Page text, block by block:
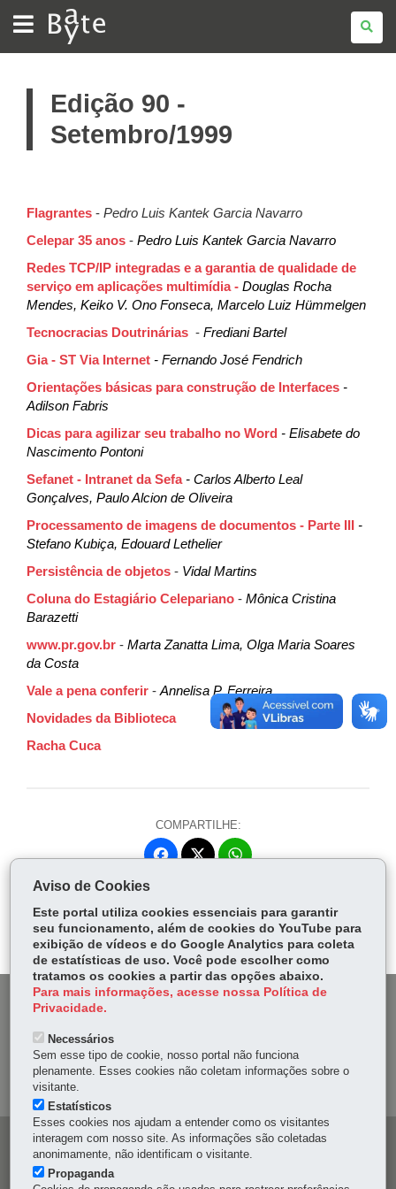
BATE
BYTE
Edição 90 -
Setembro/1999
Flagrantes - Pedro Luis Kantek Garcia Navarro
Celepar 35 anos - Pedro Luis Kantek Garcia Navarro
Redes TCP/IP integradas e a garantia de qualidade de
serviço em aplicações multimídia - Douglas Rocha
Mendes, Keiko V. Ono Fonseca, Marcelo Luiz Hümmelgen
Tecnocracias Doutrinárias - Frediani Bartel
Gia - ST Via Internet - Fernando José Fendrich
Orientações básicas para construção de Interfaces -
Adilson Fabris
Dicas para agilizar seu trabalho no Word - Elisabete do
Nascimento Pontoni
Sefanet - Intranet da Sefa- Carlos Alberto Leal
Gonçalves, Paulo Alcion de Oliveira
Processamento de imagens de documentos - Parte III
-
Stefano Kubiça, Edouard Lethelier
Persistência de objetos - Vidal Martins
Coluna do Estagiário Celepariano - Mônica Cristina
Barazetti
www.pr.gov.br - Marta Zanatta Lima, Olga Maria Soares
da Costa
Vale a pena conferir - Annelisa P. Ferreira
Novidades da Biblioteca
Racha Cuca
COMPARTILHE:
Fa
ok
itt
er
W
Ap
p
DENUNCIE CORRUPÇÃO
OUVIDORIA
Navegação
principal
Aviso de Cookies
Este portal utiliza cookies essenciais para garantir
seu funcionamento, além de cookies do YouTube para
exibição de vídeos e do Google Analytics para coleta
de estatísticas de uso. Você pode escolher como
tratamos os cookies a partir das opções abaixo.
Para mais informações, acesse nossa Política de
Privacidade.
Necessários
Sem esse tipo de cookie, nosso portal não funciona
plenamente. Esses cookies não coletam informações sobre o
visitante.
Estatísticos
Esses cookies nos ajudam a entender como os visitantes
interagem com nosso site. As informações são coletadas
anonimamente, não identificam o visitante.
Propaganda